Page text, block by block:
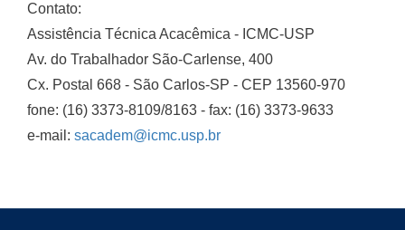
Contato:
Assistência Técnica Acacêmica - ICMC-USP
Av. do Trabalhador São-Carlense, 400
Cx. Postal 668 - São Carlos-SP - CEP 13560-970
fone: (16) 3373-8109/8163 - fax: (16) 3373-9633
e-mail: sacadem@icmc.usp.br